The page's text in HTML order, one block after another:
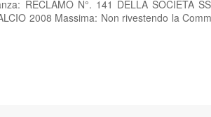
RECLAMO N°. 141 DELLA SOCIETÀ
2008 Massima: Non rivestendo la